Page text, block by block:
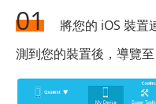
01
將您的 iOS 裝置
測到您的裝置後，導覽至